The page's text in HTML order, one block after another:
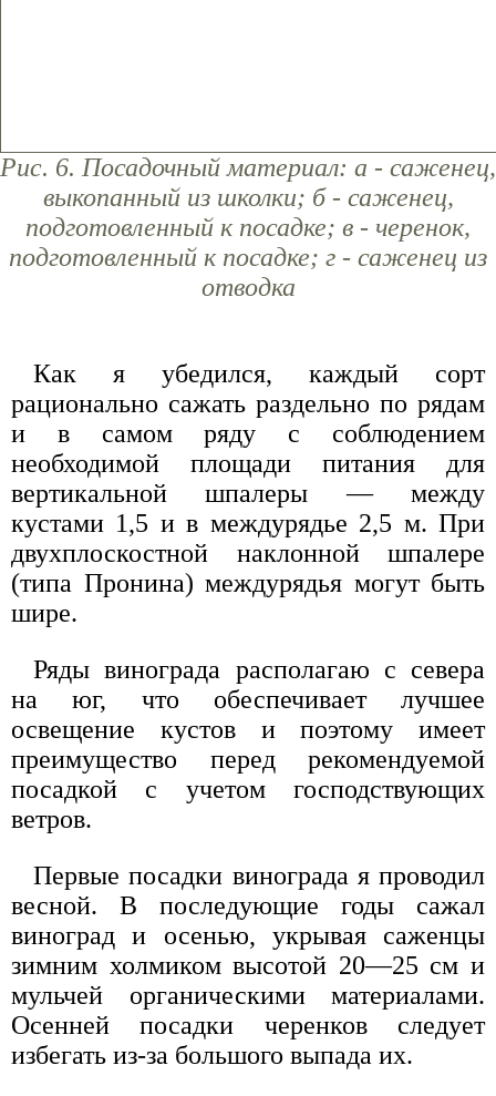
Рис. 6. Посадочный материал: а - саженец,
выкопанный из школки; б - саженец,
подготовленный к посадке; в - черенок,
подготовленный к посадке; г - саженец из
отводка
Как я убедился, каждый сорт
рационально сажать раздельно по рядам
и в самом ряду с соблюдением
необходимой площади питания для
вертикальной шпалеры — между
кустами 1,5 и в междурядье 2,5 м. При
двухплоскостной наклонной шпалере
(типа Пронина) междурядья могут быть
шире.
Ряды винограда располагаю с севера
на юг, что обеспечивает лучшее
освещение кустов и поэтому имеет
преимущество перед рекомендуемой
посадкой с учетом господствующих
ветров.
Первые посадки винограда я проводил
весной. В последующие годы сажал
виноград и осенью, укрывая саженцы
зимним холмиком высотой 20—25 см и
мульчей органическими материалами.
Осенней посадки черенков следует
избегать из-за большого выпада их.